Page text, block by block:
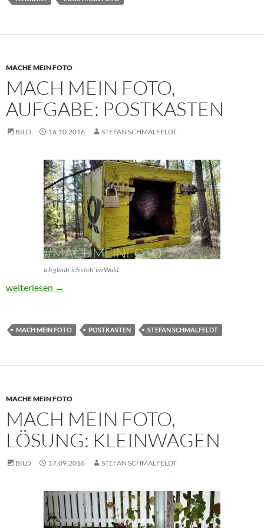
MACHE MEIN FOTO
MACH MEIN FOTO,
AUFGABE: POSTKASTEN
BILD 16.10.2016 STEFAN SCHMALFELDT
Ich glaub‘ ich steh‘ im Wald.
Mach mein Foto, Aufgabe: Postkasten
weiterlesen →
MACH MEIN FOTO POSTKASTEN STEFAN SCHMALFELDT
MACHE MEIN FOTO
MACH MEIN FOTO,
LÖSUNG: KLEINWAGEN
BILD 17.09.2016 STEFAN SCHMALFELDT